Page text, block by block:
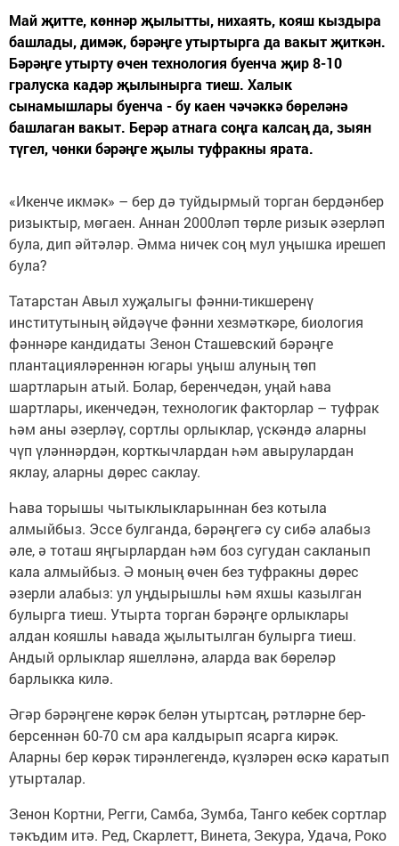
Май җитте, көннәр җылытты, нихаять, кояш кыздыра
башлады, димәк, бәрәңге утыртырга да вакыт җиткән.
Бәрәңге утырту өчен технология буенча җир 8-10
гралуска кадәр җылынырга тиеш. Халык
сынамышлары буенча - бу каен чәчәккә бөреләнә
башлаган вакыт. Берәр атнага соңга калсаң да, зыян
түгел, чөнки бәрәңге җылы туфракны ярата.
«Икенче икмәк» – бер дә туйдырмый торган бердәнбер
ризыктыр, мөгаен. Аннан 2000ләп төрле ризык әзерләп
була, дип әйтәләр. Әмма ничек соң мул уңышка ирешеп
була?
Татарстан Авыл хуҗалыгы фәнни-тикшеренү
институтының әйдәүче фәнни хезмәткәре, биология
фәннәре кандидаты Зенон Сташевский бәрәңге
плантацияләреннән югары уңыш алуның төп
шартларын атый. Болар, беренчедән, уңай һава
шартлары, икенчедән, технологик факторлар – туфрак
һәм аны әзерләү, сортлы орлыклар, үскәндә аларны
чүп үләннәрдән, корткычлардан һәм авырулардан
яклау, аларны дөрес саклау.
Һава торышы чытыклыкларыннан без котыла
алмыйбыз. Эссе булганда, бәрәңгегә су сибә алабыз
әле, ә тоташ яңгырлардан һәм боз сугудан сакланып
кала алмыйбыз. Ә моның өчен без туфракны дөрес
әзерли алабыз: ул уңдырышлы һәм яхшы казылган
булырга тиеш. Утырта торган бәрәңге орлыклары
алдан кояшлы һавада җылытылган булырга тиеш.
Андый орлыклар яшелләнә, аларда вак бөреләр
барлыкка килә.
Әгәр бәрәңгене көрәк белән утыртсаң, рәтләрне бер-
берсеннән 60-70 см ара калдырып ясарга кирәк.
Аларны бер көрәк тирәнлегендә, күзләрен өскә каратып
утырталар.
Зенон Кортни, Регги, Самба, Зумба, Танго кебек сортлар
тәкъдим итә. Ред, Скарлетт, Винета, Зекура, Удача, Роко